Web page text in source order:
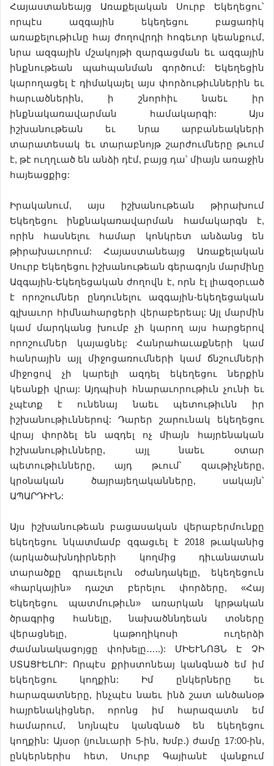
Հայաստանեայց Առաքելական Սուրբ Եկեղեցու՝
որպէս ազգային եկեղեցու բացառիկ
առաքելութիւնը հայ ժողովրդի հոգեւոր կեանքում,
նրա ազգային մշակոյթի զարգացման եւ ազգային
ինքնութեան պահպանման գործում: Եկեղեցին
կարողացել է դիմակայել այս փորձութիւններին եւ
հարւածներին, ի շնորհիւ նաեւ իր
ինքնակառավարման համակարգի: Այս
իշխանութեան եւ նրա արբանեակների
տարատեսակ եւ տարաբնոյթ շարժումները թւում
է, թէ ուղղւած են անձի դէմ, բայց դա՝ միայն առաջին
հայեացքից:
Իրականում, այս իշխանութեան թիրախում
Եկեղեցու ինքնակառավարման համակարգն է,
որին հասնելու համար կոնկրետ անձանց են
թիրախաւորում: Հայաստանեայց Առաքելական
Սուրբ Եկեղեցու իշխանութեան գերագոյն մարմինը
Ազգային-Եկեղեցական ժողովն է, որն էլ լիազօրւած
է որոշումներ ընդունելու ազգային-եկեղեցական
գլխաւոր հիմնահարցերի վերաբերեալ: Այլ մարմին
կամ մարդկանց խումբ չի կարող այս հարցերով
որոշումներ կայացնել: Հանրահաւաքների կամ
հանրային այլ միջոցառումների կամ ճնշումների
միջոցով չի կարելի ազդել եկեղեցու ներքին
կեանքի վրայ: Այդպիսի հնարաւորութիւն չունի եւ
չպէտք է ունենայ նաեւ պետութիւնն իր
իշխանութիւններով: Դարեր շարունակ եկեղեցու
վրայ փորձել են ազդել ոչ միայն հայրենական
իշխանութիւնները, այլ նաեւ օտար
պետութիւնները, այդ թւում՝ զաւթիչները,
կրօնական ծայրայեղականները, սակայն՝
ԱՊԱՐԴԻՒՆ:
Այս իշխանութեան բացասական վերաբերմունքը
եկեղեցու նկատմամբ զգացւել է 2018 թւականից
(արկածախնդիրների կողմից դիւանատան
տարածքը գրաւելուն օժանդակելը, եկեղեցուն
«հարկային» դաշտ բերելու փորձերը, «Հայ
Եկեղեցու պատմութիւն» առարկան կրթական
ծրագրից հանելը, նախածննդեան տօները
վերացնելը, կաթողիկոսի ուղերձի
ժամանակացոյցը փոխելը…..): ՄԻԵՒՆՈՅՆ Է ՉԻ
ՍՏԱՑՒԵԼՈՒ: Որպէս քրիստոնեայ կանգնած եմ իմ
եկեղեցու կողքին: Իմ ընկերները եւ
հարազատները, ինչպէս նաեւ ինձ շատ անծանօթ
հայրենակիցներ, որոնց իմ հարազատն եմ
համարում, նոյնպէս կանգնած են եկեղեցու
կողքին: Այսօր (յունւարի 5-ին, Խմբ.) ժամը 17:00-ին,
ընկերներիս հետ, Սուրբ Գայիանէ վանքում